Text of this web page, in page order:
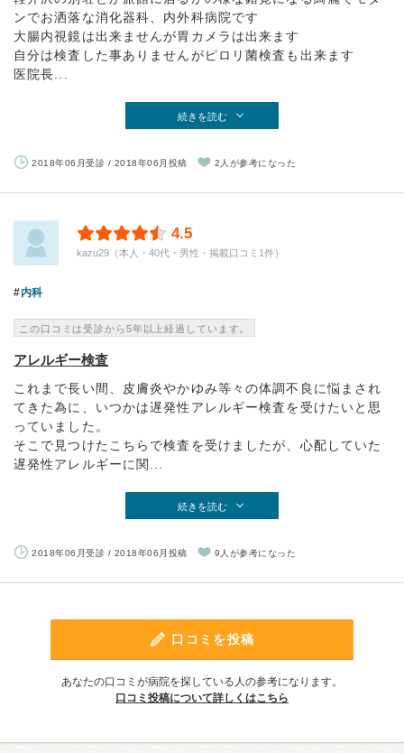
ンでお洒落な消化器科、内外科病院です
大腸内視鏡は出来ませんが胃カメラは出来ます
自分は検査した事ありませんがピロリ菌検査も出来ます
医院長...
続きを読む
2018年06月受診 / 2018年06月投稿 2人が参考になった
4.5
kazu29（本人・40代・男性・掲載口コミ1件）
内科
この口コミは受診から5年以上経過しています。
アレルギー検査
これまで長い間、皮膚炎やかゆみ等々の体調不良に悩まされ
てきた為に、いつかは遅発性アレルギー検査を受けたいと思
っていました。
そこで見つけたこちらで検査を受けましたが、心配していた
遅発性アレルギーに関...
続きを読む
2018年06月受診 / 2018年06月投稿 9人が参考になった
口コミを投稿
あなたの口コミが病院を探している人の参考になります。
口コミ投稿について詳しくはこちら